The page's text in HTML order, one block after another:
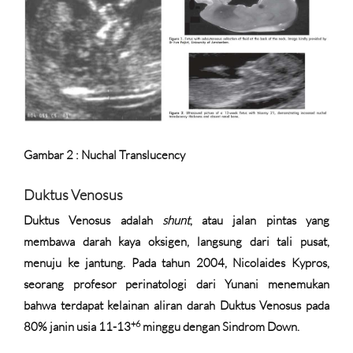
Gambar 2 : Nuchal Translucency
Duktus Venosus
Duktus Venosus adalah shunt, atau jalan pintas yang
membawa darah kaya oksigen, langsung dari tali pusat,
menuju ke jantung. Pada tahun 2004, Nicolaides Kypros,
seorang profesor perinatologi dari Yunani menemukan
bahwa terdapat kelainan aliran darah Duktus Venosus pada
80% janin usia 11-13+6minggu dengan Sindrom Down.